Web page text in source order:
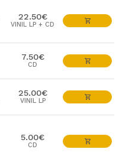
22.50€
VINIL LP + CD
7.50€
CD
25.00€
VINIL LP
5.00€
CD